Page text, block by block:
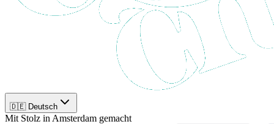
🇩🇪 Deutsch
Mit Stolz in Amsterdam gemacht